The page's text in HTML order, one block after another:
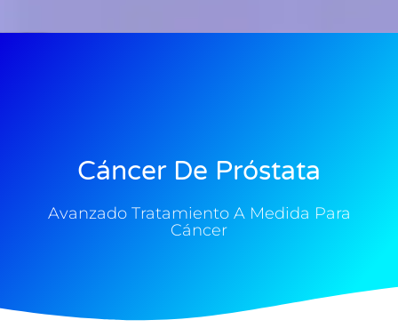
Cáncer De Próstata
Avanzado Tratamiento A Medida Para
Cáncer